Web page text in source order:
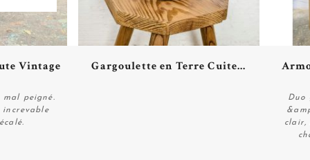
Vintage
peigné.
Gargoulette en Terre Cuite...
Duo
clair,